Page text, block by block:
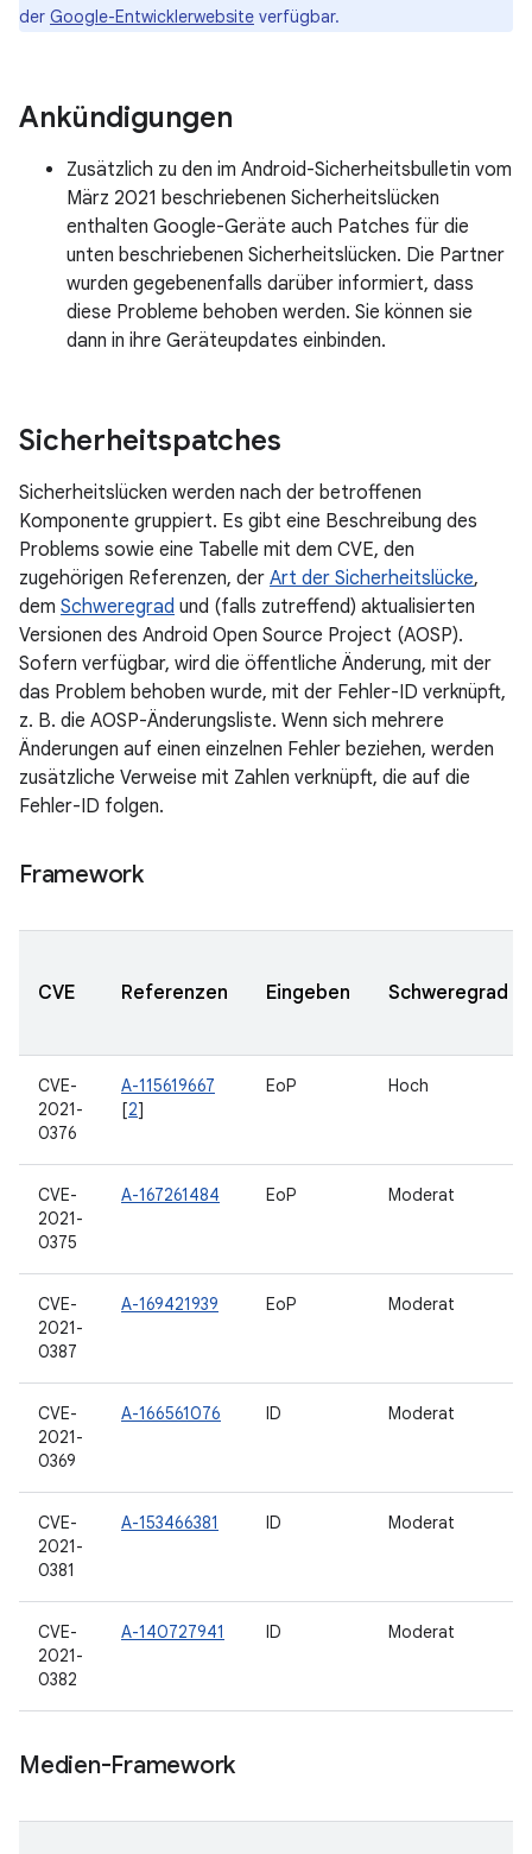
der Google-Entwicklerwebsite verfügbar.
Ankündigungen
Zusätzlich zu den im Android-Sicherheitsbulletin vom
März 2021 beschriebenen Sicherheitslücken
enthalten Google-Geräte auch Patches für die
unten beschriebenen Sicherheitslücken. Die Partner
wurden gegebenenfalls darüber informiert, dass
diese Probleme behoben werden. Sie können sie
dann in ihre Geräteupdates einbinden.
Sicherheitspatches
Sicherheitslücken werden nach der betroffenen
Komponente gruppiert. Es gibt eine Beschreibung des
Problems sowie eine Tabelle mit dem CVE, den
zugehörigen Referenzen, der Art der Sicherheitslücke,
dem Schweregrad und (falls zutreffend) aktualisierten
Versionen des Android Open Source Project (AOSP).
Sofern verfügbar, wird die öffentliche Änderung, mit der
das Problem behoben wurde, mit der Fehler-ID verknüpft,
z. B. die AOSP-Änderungsliste. Wenn sich mehrere
Änderungen auf einen einzelnen Fehler beziehen, werden
zusätzliche Verweise mit Zahlen verknüpft, die auf die
Fehler-ID folgen.
Framework
CVE Referenzen Eingeben Schweregrad
CVE-
2021-
0376
A-115619667
[2]
EoP Hoch
CVE-
2021-
0375
A-167261484 EoP Moderat
CVE-
2021-
0387
A-169421939 EoP Moderat
CVE-
2021-
0369
A-166561076 ID Moderat
CVE-
2021-
0381
A-153466381 ID Moderat
CVE-
2021-
0382
A-140727941 ID Moderat
Medien-Framework